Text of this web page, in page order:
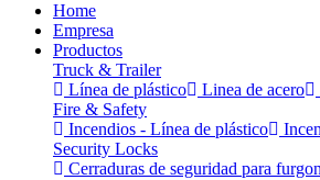
Home
Empresa
Productos
Truck & Trailer
Línea de plástico
Linea de acero
Fire & Safety
Incendios - Línea de plástico
Security Locks
Cerraduras de seguridad para